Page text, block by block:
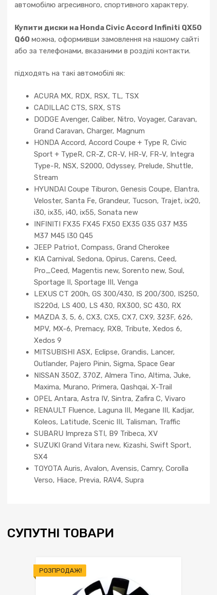
автомобілю агресивного, спортивного характеру.
Купити диски на Honda Civic Accord Infiniti QX50
Q60 можна, оформивши замовлення на нашому сайті
або за телефонами, вказаними в розділі контакти.
підходять на такі автомобілі як:
ACURA MX, RDX, RSX, TL, TSX
CADILLAC CTS, SRX, STS
DODGE Avenger, Caliber, Nitro, Voyager, Caravan,
Grand Caravan, Charger, Magnum
HONDA Accord, Accord Coupe + Type R, Civic
Sport + TypeR, CR-Z, CR-V, HR-V, FR-V, Integra
Type-R, NSX, S2000, Odyssey, Prelude, Shuttle,
Stream
HYUNDAI Coupe Tiburon, Genesis Coupe, Elantra,
Veloster, Santa Fe, Grandeur, Tucson, Trajet, ix20,
i30, ix35, i40, ix55, Sonata new
INFINITI FX35 FX45 FX50 EX35 G35 G37 M35
M37 M45 I30 Q45
JEEP Patriot, Compass, Grand Cherokee
KIA Carnival, Sedona, Opirus, Carens, Ceed,
Pro_Ceed, Magentis new, Sorento new, Soul,
Sportage II, Sportage III, Venga
LEXUS CT 200h, GS 300/430, IS 200/300, IS250,
IS220d, LS 400, LS 430, RX300, SC 430, RX
MAZDA 3, 5, 6, CX3, CX5, CX7, CX9, 323F, 626,
MPV, MX-6, Premacy, RX8, Tribute, Xedos 6,
Xedos 9
MITSUBISHI ASX, Eclipse, Grandis, Lancer,
Outlander, Pajero Pinin, Sigma, Space Gear
NISSAN 350Z, 370Z, Almera Tino, Altima, Juke,
Maxima, Murano, Primera, Qashqai, X-Trail
OPEL Antara, Astra IV, Sintra, Zafira C, Vivaro
RENAULT Fluence, Laguna III, Megane III, Kadjar,
Koleos, Latitude, Scenic III, Talisman, Traffic
SUBARU Impreza STI, B9 Tribeca, XV
SUZUKI Grand Vitara new, Kizashi, Swift Sport,
SX4
TOYOTA Auris, Avalon, Avensis, Camry, Corolla
Verso, Hiace, Previa, RAV4, Supra
СУПУТНІ ТОВАРИ
РОЗПРОДАЖ!